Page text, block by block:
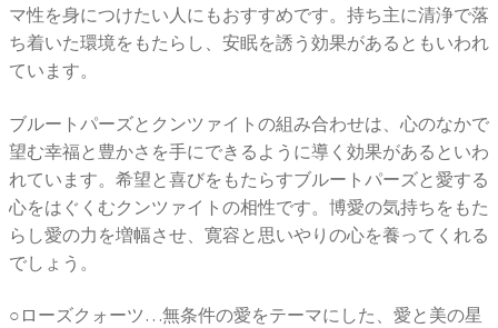
マ性を身につけたい人にもおすすめです。持ち主に清浄で落
ち着いた環境をもたらし、安眠を誘う効果があるともいわれ
ています。
ブルートパーズとクンツァイトの組み合わせは、心のなかで
望む幸福と豊かさを手にできるように導く効果があるといわ
れています。希望と喜びをもたらすブルートパーズと愛する
心をはぐくむクンツァイトの相性です。博愛の気持ちをもた
らし愛の力を増幅させ、寛容と思いやりの心を養ってくれる
でしょう。
○ローズクォーツ…無条件の愛をテーマにした、愛と美の星